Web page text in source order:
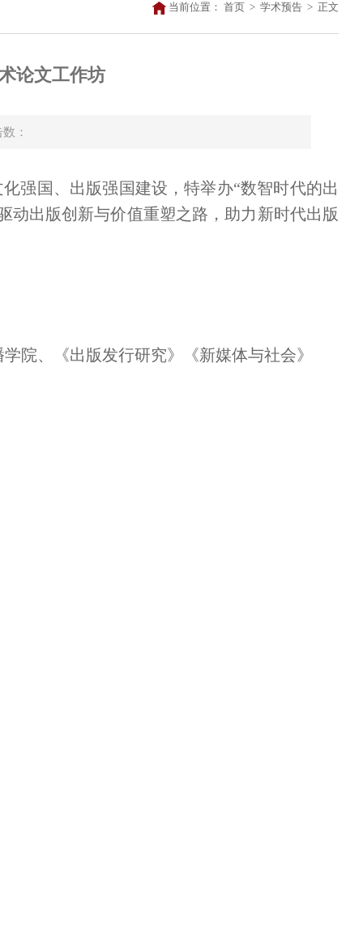
当前位置： 首页 > 学术预告 > 正文
论文工作坊
：
强国、出版强国建设，特举办“数智时代的出
动出版创新与价值重塑之路，助力新时代出版
院、《出版发行研究》《新媒体与社会》